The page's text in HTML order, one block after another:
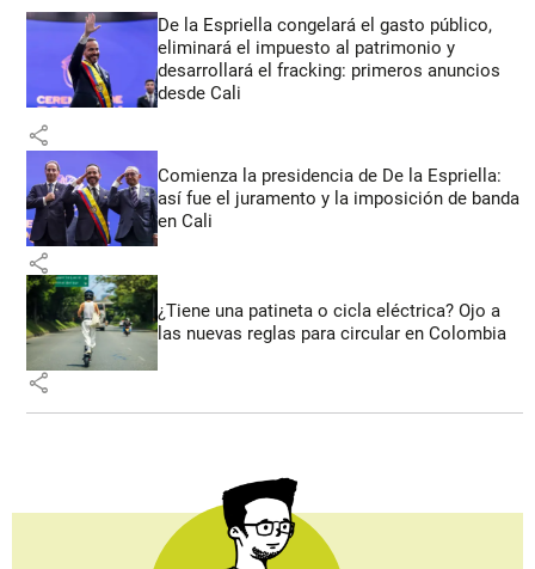
De la Espriella congelará el gasto público,
eliminará el impuesto al patrimonio y
desarrollará el fracking: primeros anuncios
desde Cali
share
Comienza la presidencia de De la Espriella:
así fue el juramento y la imposición de banda
en Cali
share
¿Tiene una patineta o cicla eléctrica? Ojo a
las nuevas reglas para circular en Colombia
share